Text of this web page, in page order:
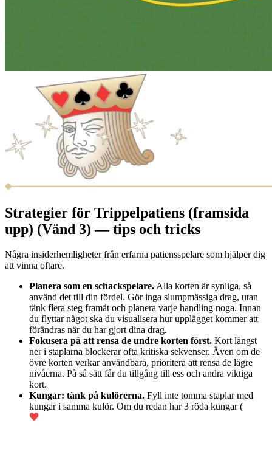
Strategier för Trippelpatiens (framsida
upp) (Vänd 3) — tips och tricks
Några insiderhemligheter från erfarna patiensspelare som hjälper dig
att vinna oftare.
Planera som en schackspelare.Alla korten är synliga, så
använd det till din fördel. Gör inga slumpmässiga drag, utan
tänk flera steg framåt och planera varje handling noga. Innan
du flyttar något ska du visualisera hur upplägget kommer att
förändras när du har gjort dina drag.
Fokusera på att rensa de undre korten först. Kort längst
ner i staplarna blockerar ofta kritiska sekvenser. Även om de
övre korten verkar användbara, prioritera att rensa de lägre
nivåerna. På så sätt får du tillgång till ess och andra viktiga
kort.
Kungar: tänk på kulörerna. Fyll inte tomma staplar med
kungar i samma kulör. Om du redan har 3 röda kungar (